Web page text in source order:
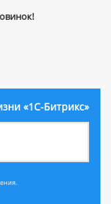
«1С-Битрикс»